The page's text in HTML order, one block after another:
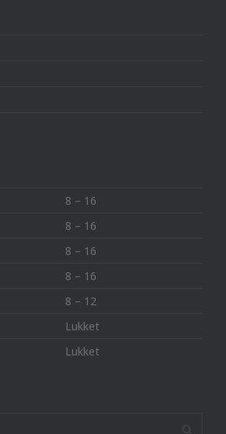
8 – 16
8 – 16
8 – 16
8 – 16
8 – 12
Lukket
Lukket